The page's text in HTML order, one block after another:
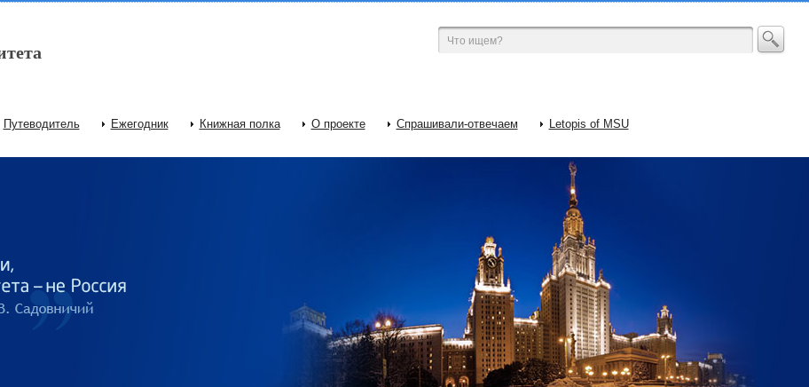
Путеводитель Ежегодник Книжная полка О проекте Спрашивали-отвечаем Letopis of MSU